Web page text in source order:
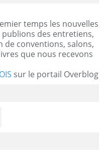
temps les nouvelles
des entretiens,
de conventions, salons,
que nous recevons
sur le portail Overblog